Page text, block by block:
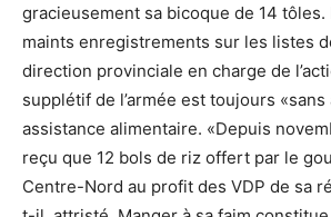
gracieusement sa bicoque de 14 tôles.
maints enregistrements sur les listes
direction provinciale en charge de
supplétif de l’armée est toujours «sans
assistance alimentaire. «Depuis
reçu que 12 bols de riz offert par le
Centre-Nord au profit des VDP de sa